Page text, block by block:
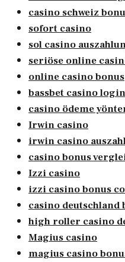
casino schweiz
sofort casino
sol casino
seriöse online
online casino bonus
bassbet casino login
casino ödeme
Irwin casino
irwin casino
casino bonus
Izzi casino
izzi casino bonus
casino deutschland
high roller casino
Magius casino
magius casino